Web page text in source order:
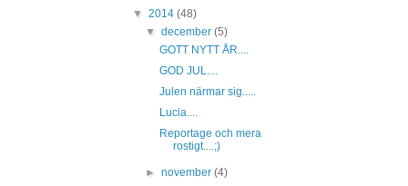
▼ 2014 (48)
▼december(5)
GOTT NYTT ÅR....
GOD JUL....
Julen närmar sig.....
Lucia....
Reportage och mera
rostigt....;)
►november(4)